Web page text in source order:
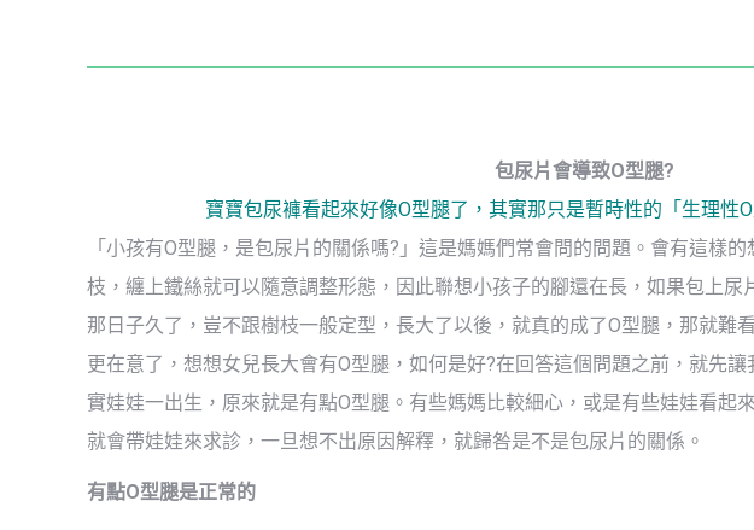
包尿片會導致O型腿?
寶寶包尿褲看起來好像O型腿了，其實那只是暫時性的「生理性
「小孩有O型腿，是包尿片的關係嗎?」這是媽媽們常會問的問題。會有這樣
枝，纏上鐵絲就可以隨意調整形態，因此聯想小孩子的腳還在長，如果包上尿
那日子久了，豈不跟樹枝一般定型，長大了以後，就真的成了O型腿，那就難
更在意了，想想女兒長大會有O型腿，如何是好?在回答這個問題之前，就先
實娃娃一出生，原來就是有點O型腿。有些媽媽比較細心，或是有些娃娃看起
就會帶娃娃來求診，一旦想不出原因解釋，就歸咎是不是包尿片的關係。
有點O型腿是正常的